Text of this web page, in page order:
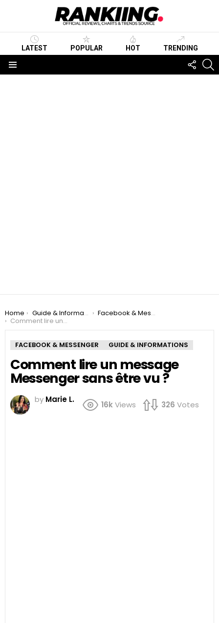
LATEST POPULAR HOT TRENDING
US
You are here:
Home Guide & Informations
Facebook & Messenger
Comment lire un message Messenger sans être vu ?
FACEBOOK & MESSENGER GUIDE & INFORMATIONS
Comment lire un message
Messenger sans être vu ?
by Marie L.
16kViews 326 Votes